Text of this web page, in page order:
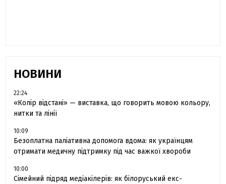
НОВИНИ
22:24
«Колір відстані» — виставка, що говорить мовою кольору,
нитки та лінії
10:09
Безоплатна паліативна допомога вдома: як українцям
отримати медичну підтримку під час важкої хвороби
10:00
Сімейний підряд медіакілерів: як білоруський екс-